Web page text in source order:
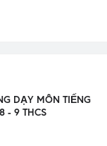
DẠY MÔN TIẾNG
- 9 THCS